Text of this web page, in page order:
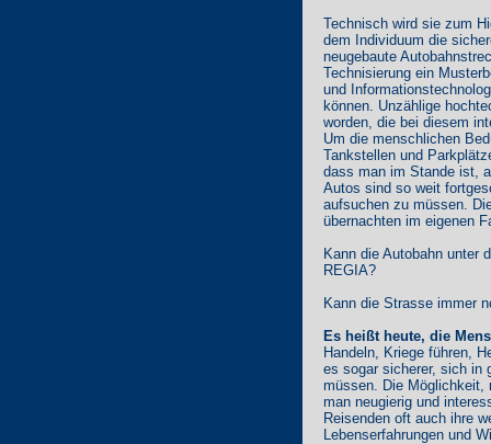
Technisch wird sie zum
dem Individuum die
neugebaute
Technisierung ein
und
können. Unzählige
worden, die bei diesem
Um die menschlichen
Tankstellen und
dass man im Stande ist,
Autos sind so weit
aufsuchen zu müssen.
übernachten im eigenen
Kann die Autobahn unter
REGIA?
Kann die Strasse immer
Es heißt heute, die
Handeln, Kriege führen,
es sogar sicherer, sich in
müssen. Die Möglichkeit,
man neugierig und
Reisenden oft auch ihre
Lebenserfahrungen und